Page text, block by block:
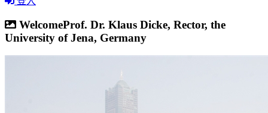
WelcomeProf. Dr. Klaus Dicke, Rector, the
University of Jena, Germany